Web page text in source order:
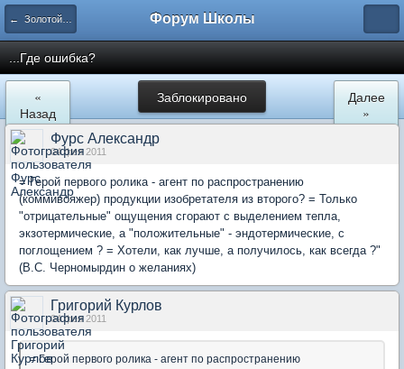
← Золотой фонд форума Форум Школы
...Где ошибка?
Заблокировано
«
Назад
Далее
»
Фурс Александр
04 фев 2011
= Герой первого ролика - агент по распространению
(коммивояжер) продукции изобретателя из второго? = Только
"отрицательные" ощущения сгорают с выделением тепла,
экзотермические, а "положительные" - эндотермические, с
поглощением ? = Хотели, как лучше, а получилось, как всегда ?"
(В.С. Черномырдин о желаниях)
Григорий Курлов
04 фев 2011
= Герой первого ролика - агент по распространению